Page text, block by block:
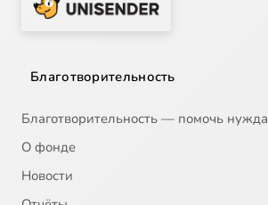
Благотворительность
Благотворительность — помочь
О фонде
Новости